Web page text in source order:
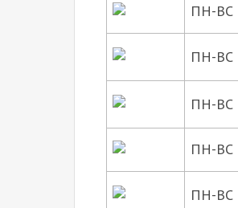
ПН-ВС
ПН-ВС
ПН-ВС
ПН-ВС
ПН-ВС